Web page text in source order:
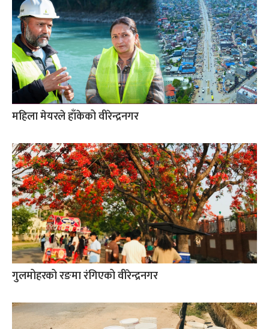
महिला मेयरले हाँकेको वीरेन्द्रनगर
गुलमोहरको रङमा रंगिएको वीरेन्द्रनगर